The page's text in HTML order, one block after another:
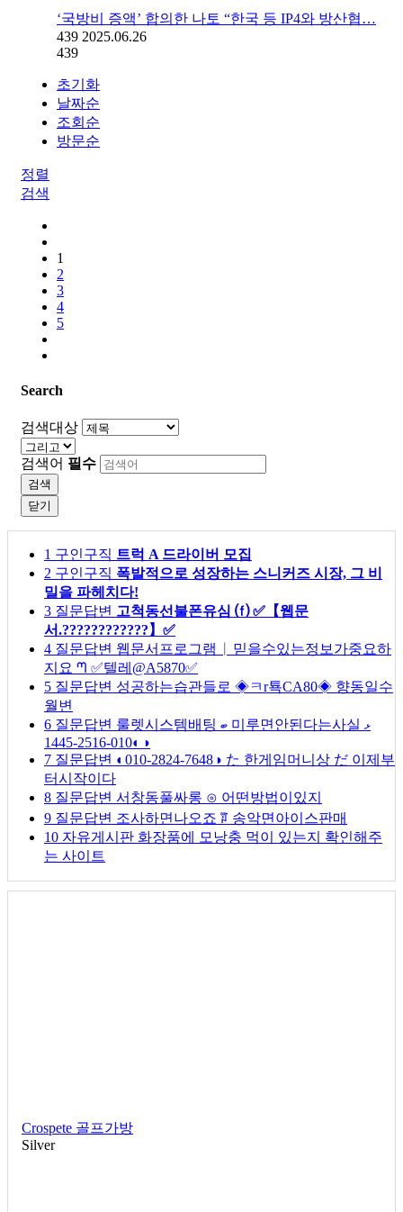
‘국방비 증액’ 합의한 나토 “한국 등 IP4와 방산협…
439 2025.06.26
439
초기화
날짜순
조회순
방문순
정렬
검색
1
2
3
4
5
Search
검색대상
검색어 필수
검색
닫기
1 구인구직 트럭 A 드라이버 모집
2 구인구직 폭발적으로 성장하는 스니커즈 시장, 그 비
밀을 파헤치다!
3 질문답변 고척동선불폰유심 ⒡ ✅【웹문
서.????????????】✅
4 질문답변 웹문서프로그램 ᛁ 믿을수있는정보가중요하
지요 ᘉ ✅텔레@A5870✅
5 질문답변 성공하는습관들로 ◈ㅋr툑CA80◈ 향동일수
월변
6 질문답변 룰렛시스템배팅 ބ 미루면안된다는사실 ޅ
◐010-2516-1445◑
7 질문답변 ◐010-2824-7648◑ た 한게임머니상 だ 이제부
터시작이다
8 질문답변 서창동풀싸롱 ⊙ 어떤방법이있지
9 질문답변 조사하면나오죠 ꅶ 송악면아이스판매
10 자유게시판 화장품에 모낭충 먹이 있는지 확인해주
는 사이트
Crospete 골프가방
Silver